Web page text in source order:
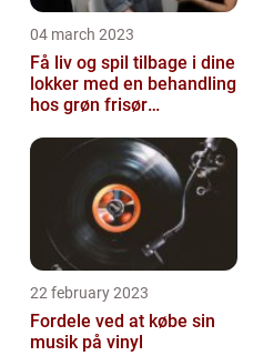
04 march 2023
Få liv og spil tilbage i dine
lokker med en behandling
hos grøn frisør
22 february 2023
Fordele ved at købe sin
musik på vinyl